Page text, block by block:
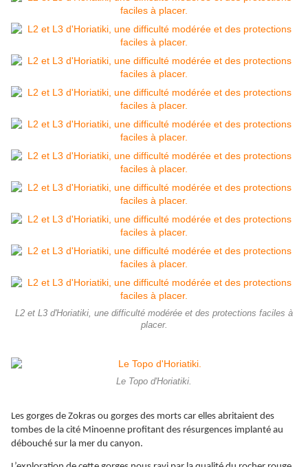
L2 et L3 d'Horiatiki, une difficulté modérée et des protections faciles à
placer.
Le Topo d'Horiatiki.
Les gorges de Zokras ou gorges des morts car elles abritaient des
tombes de la cité Minoenne profitant des résurgences implanté au
débouché sur la mer du canyon.